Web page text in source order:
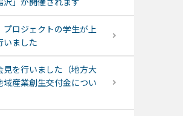
プロジェクトの学生が上
いました
見を行いました（地方大
域産業創生交付金につい